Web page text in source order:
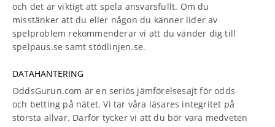
och det är viktigt att spela ansvarsfullt. Om du
misstänker att du eller någon du känner lider av
spelproblem rekommenderar vi att du vänder dig till
spelpaus.se samt stödlinjen.se.
DATAHANTERING
OddsGurun.com är en seriös jämförelsesajt för odds
och betting på nätet. Vi tar våra läsares integritet på
största allvar. Därför tycker vi att du bör vara medveten